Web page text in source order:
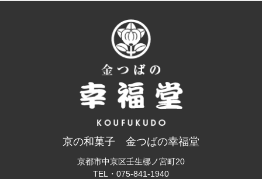
京の和菓子 金つばの幸福堂
京都市中京区壬生梛ノ宮町20
TEL・ 075-841-1940